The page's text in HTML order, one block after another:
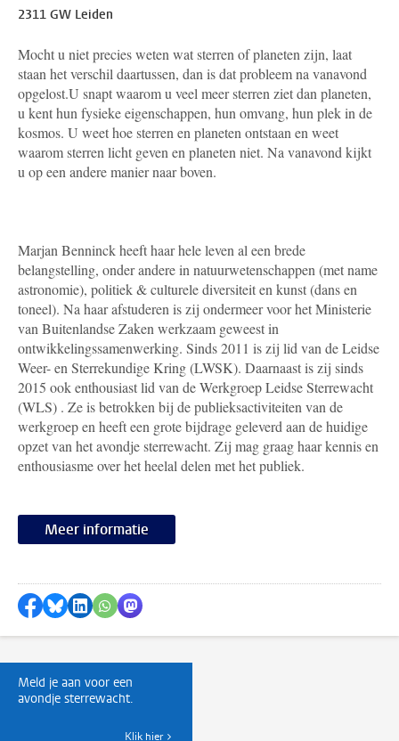
2311 GW Leiden
Mocht u niet precies weten wat sterren of planeten zijn, laat
staan het verschil daartussen, dan is dat probleem na vanavond
opgelost.U snapt waarom u veel meer sterren ziet dan planeten,
u kent hun fysieke eigenschappen, hun omvang, hun plek in de
kosmos. U weet hoe sterren en planeten ontstaan en weet
waarom sterren licht geven en planeten niet. Na vanavond kijkt
u op een andere manier naar boven.
Marjan Benninck heeft haar hele leven al een brede
belangstelling, onder andere in natuurwetenschappen (met name
astronomie), politiek & culturele diversiteit en kunst (dans en
toneel). Na haar afstuderen is zij ondermeer voor het Ministerie
van Buitenlandse Zaken werkzaam geweest in
ontwikkelingssamenwerking. Sinds 2011 is zij lid van de Leidse
Weer- en Sterrekundige Kring (LWSK). Daarnaast is zij sinds
2015 ook enthousiast lid van de Werkgroep Leidse Sterrewacht
(WLS) . Ze is betrokken bij de publieksactiviteiten van de
werkgroep en heeft een grote bijdrage geleverd aan de huidige
opzet van het avondje sterrewacht. Zij mag graag haar kennis en
enthousiasme over het heelal delen met het publiek.
Meer informatie
Delen op Facebook
Delen via Bluesky
Delen op LinkedIn
Delen via WhatsApp
Delen via Mastodon
Meld je aan voor een
avondje sterrewacht.
Klik hier